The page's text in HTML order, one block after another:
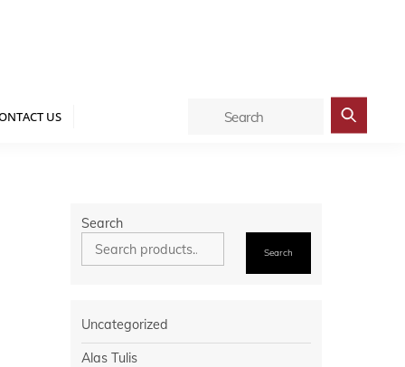
US
Search
Search
Uncategorized
Alas Tulis